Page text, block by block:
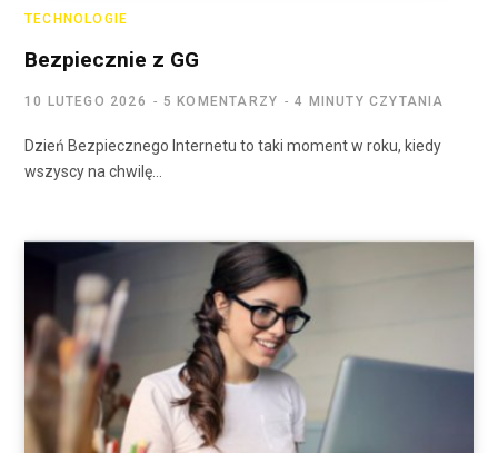
TECHNOLOGIE
Bezpiecznie z GG
10 LUTEGO 2026 5 KOMENTARZY 4 MINUTY CZYTANIA
Dzień Bezpiecznego Internetu to taki moment w roku, kiedy
wszyscy na chwilę…